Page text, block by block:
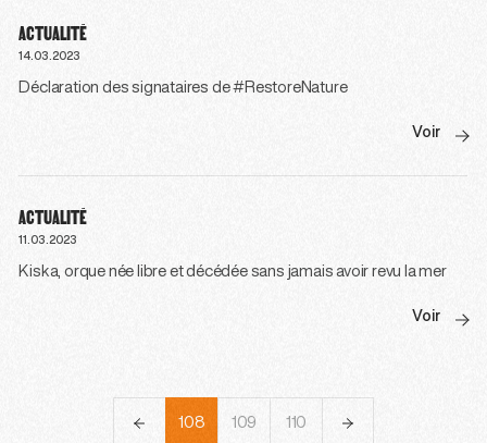
ACTUALITÉ
14.03.2023
Déclaration des signataires de #RestoreNature
Voir
ACTUALITÉ
11.03.2023
Kiska, orque née libre et décédée sans jamais avoir revu la mer
Voir
107 108 109 110 111